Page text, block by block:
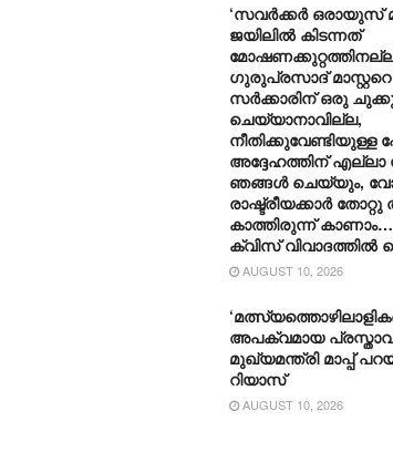
‘സവർക്കർ
ജയിലിൽ കിടന്നത്
ഗുരുപ്രസാദ്
സർക്കാരിന് ഒരു
ചെയ്യാനാവില്ല,
നീതിക്കുവേണ്ടിയുള്ള
അദ്ദേഹത്തിന്
ഞങ്ങൾ ചെയ്യും,
രാഷ്ട്രീയക്കാർ തോറ്റു
കാത്തിരുന്ന്
ക്വിസ് വിവാദത്തിൽ
AUGUST 10, 2026
അപക്വമായ
മുഖ്യമന്ത്രി മാപ്പ്
റിയാസ്
AUGUST 10, 2026